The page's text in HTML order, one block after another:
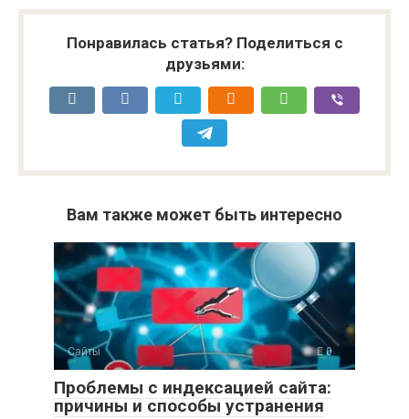
Понравилась статья? Поделиться с
друзьями:
Вам также может быть интересно
Сайты 0
Проблемы с индексацией сайта:
причины и способы устранения